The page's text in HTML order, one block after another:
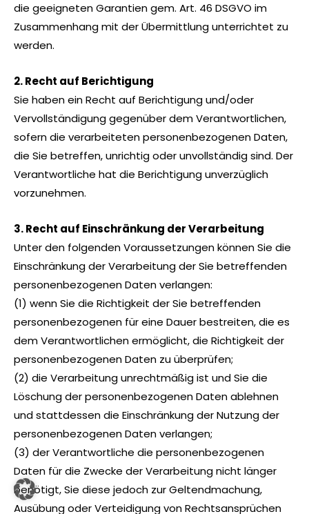
die geeigneten Garantien gem. Art. 46 DSGVO im
Zusammenhang mit der Übermittlung unterrichtet zu
werden.
2. Recht auf Berichtigung
Sie haben ein Recht auf Berichtigung und/oder
Vervollständigung gegenüber dem Verantwortlichen,
sofern die verarbeiteten personenbezogenen Daten,
die Sie betreffen, unrichtig oder unvollständig sind. Der
Verantwortliche hat die Berichtigung unverzüglich
vorzunehmen.
3. Recht auf Einschränkung der Verarbeitung
Unter den folgenden Voraussetzungen können Sie die
Einschränkung der Verarbeitung der Sie betreffenden
personenbezogenen Daten verlangen:
(1) wenn Sie die Richtigkeit der Sie betreffenden
personenbezogenen für eine Dauer bestreiten, die es
dem Verantwortlichen ermöglicht, die Richtigkeit der
personenbezogenen Daten zu überprüfen;
(2) die Verarbeitung unrechtmäßig ist und Sie die
Löschung der personenbezogenen Daten ablehnen
und stattdessen die Einschränkung der Nutzung der
personenbezogenen Daten verlangen;
(3) der Verantwortliche die personenbezogenen
Daten für die Zwecke der Verarbeitung nicht länger
benötigt, Sie diese jedoch zur Geltendmachung,
Ausübung oder Verteidigung von Rechtsansprüchen